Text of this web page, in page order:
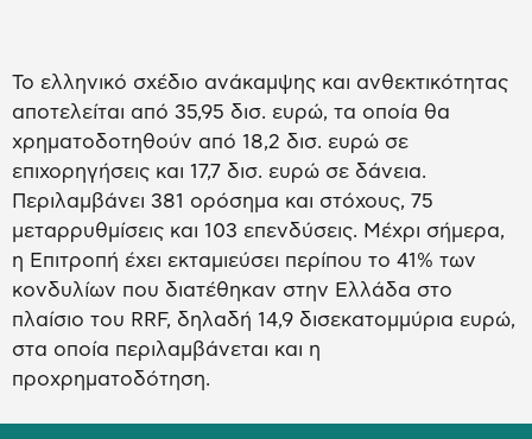
Το ελληνικό σχέδιο ανάκαμψης και ανθεκτικότητας
αποτελείται από 35,95 δισ. ευρώ, τα οποία θα
χρηματοδοτηθούν από 18,2 δισ. ευρώ σε
επιχορηγήσεις και 17,7 δισ. ευρώ σε δάνεια.
Περιλαμβάνει 381 ορόσημα και στόχους, 75
μεταρρυθμίσεις και 103 επενδύσεις. Μέχρι σήμερα,
η Επιτροπή έχει εκταμιεύσει περίπου το 41% των
κονδυλίων που διατέθηκαν στην Ελλάδα στο
πλαίσιο του RRF, δηλαδή 14,9 δισεκατομμύρια ευρώ,
στα οποία περιλαμβάνεται και η
προχρηματοδότηση.